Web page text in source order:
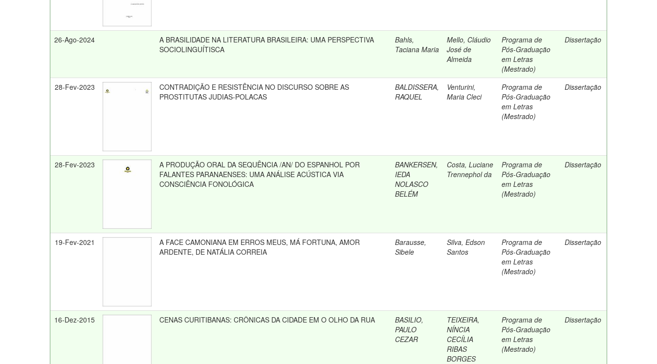
26-Ago-2024
A BRASILIDADE NA LITERATURA BRASILEIRA: UMA PERSPECTIVA
SOCIOLINGUÍTISCA
Bahls,
Taciana Maria
Mello, Cláudio
José de
Almeida
Programa de
Pós-Graduação
em Letras
(Mestrado)
Dissertação
28-Fev-2023
CONTRADIÇÃO E RESISTÊNCIA NO DISCURSO SOBRE AS
PROSTITUTAS JUDIAS-POLACAS
BALDISSERA,
RAQUEL
Venturini,
Maria Cleci
Programa de
Pós-Graduação
em Letras
(Mestrado)
Dissertação
28-Fev-2023
A PRODUÇÃO ORAL DA SEQUÊNCIA /AN/ DO ESPANHOL POR
FALANTES PARANAENSES: UMA ANÁLISE ACÚSTICA VIA
CONSCIÊNCIA FONOLÓGICA
BANKERSEN,
IEDA
NOLASCO
BELÉM
Costa, Luciane
Trennephol da
Programa de
Pós-Graduação
em Letras
(Mestrado)
Dissertação
19-Fev-2021
A FACE CAMONIANA EM ERROS MEUS, MÁ FORTUNA, AMOR
ARDENTE, DE NATÁLIA CORREIA
Barausse,
Sibele
Silva, Edson
Santos
Programa de
Pós-Graduação
em Letras
(Mestrado)
Dissertação
16-Dez-2015 CENAS CURITIBANAS: CRÔNICAS DA CIDADE EM O OLHO DA RUA
BASILIO,
PAULO
CEZAR
TEIXEIRA,
NÍNCIA
CECÍLIA
RIBAS
BORGES
Programa de
Pós-Graduação
em Letras
(Mestrado)
Dissertação